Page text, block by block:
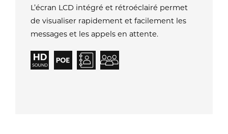
L’écran LCD intégré et rétroéclairé permet
de visualiser rapidement et facilement les
messages et les appels en attente.